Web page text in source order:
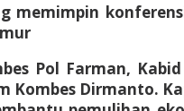
memimpin
Pol Farman,
Dirmanto.